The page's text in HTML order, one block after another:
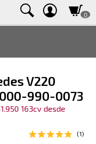
0
V220
990-0073
163cv desde
(1)